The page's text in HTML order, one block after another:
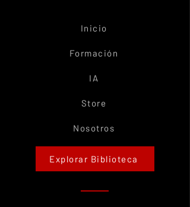
Inicio
Formación
IA
Store
Nosotros
Explorar Biblioteca